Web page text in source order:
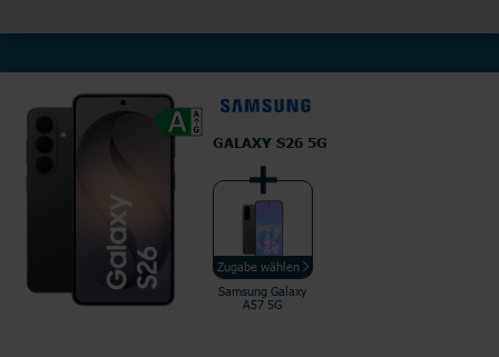
GALAXY S26 5G
Zugabe wählen
Samsung Galaxy
A57 5G